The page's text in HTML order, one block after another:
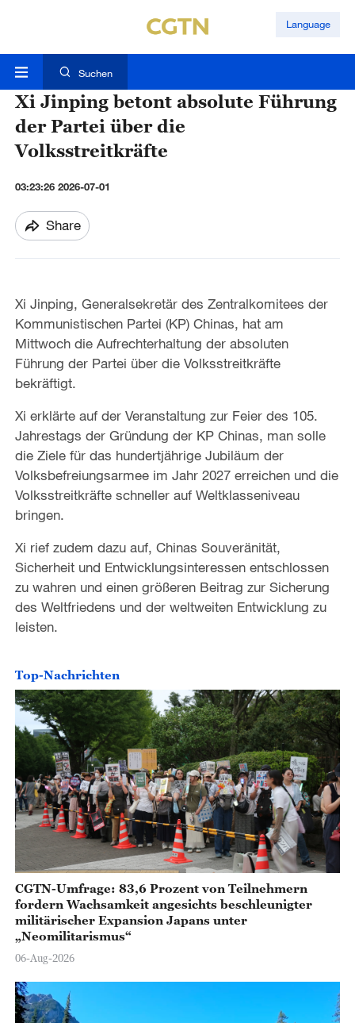
Language
Suchen
Xi Jinping betont absolute Führung
der Partei über die
Volksstreitkräfte
03:23:26 2026-07-01
Share
Xi Jinping, Generalsekretär des Zentralkomitees der
Kommunistischen Partei (KP) Chinas, hat am
Mittwoch die Aufrechterhaltung der absoluten
Führung der Partei über die Volksstreitkräfte
bekräftigt.
Xi erklärte auf der Veranstaltung zur Feier des 105.
Jahrestags der Gründung der KP Chinas, man solle
die Ziele für das hundertjährige Jubiläum der
Volksbefreiungsarmee im Jahr 2027 erreichen und die
Volksstreitkräfte schneller auf Weltklasseniveau
bringen.
Xi rief zudem dazu auf, Chinas Souveränität,
Sicherheit und Entwicklungsinteressen entschlossen
zu wahren und einen größeren Beitrag zur Sicherung
des Weltfriedens und der weltweiten Entwicklung zu
leisten.
Top-Nachrichten
CGTN-Umfrage: 83,6 Prozent von Teilnehmern
fordern Wachsamkeit angesichts beschleunigter
militärischer Expansion Japans unter
„Neomilitarismus“
06-Aug-2026